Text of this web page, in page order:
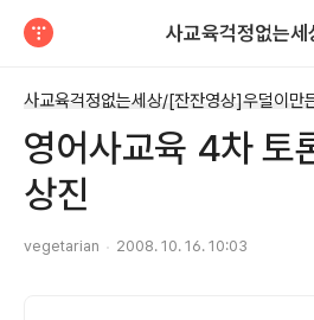
사교육걱정없는세
사교육걱정없는세상/[잔잔영상]우덜이만
영어사교육 4차 토
상진
vegetarian 2008. 10. 16. 10:03